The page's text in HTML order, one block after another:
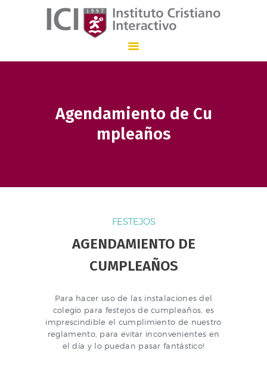
Agendamiento de Cu
mpleaños
Instituto Cristiano Interactivo
INSTITUCIÓN EDUCATIVA CON ENSEÑANZA BILINGÜE QUE, DESDE 1.997
INICIO
NUESTRO COLEGIO
COMUNICACIÓN
FESTEJOS
AGENDAMIENTO DE
CUMPLEAÑOS
Para hacer uso de las instalaciones del
colegio para festejos de cumpleaños, es
imprescindible el cumplimiento de nuestro
reglamento, para evitar inconvenientes en
el día y lo puedan pasar fantástico!